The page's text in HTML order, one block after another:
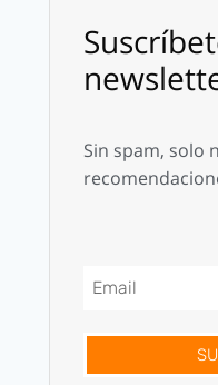
Sin spam, solo